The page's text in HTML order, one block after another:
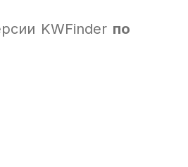
KWFinder по